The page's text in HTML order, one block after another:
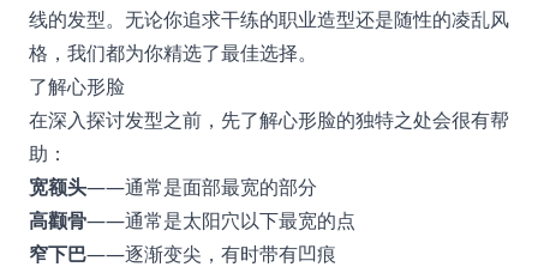
线的发型。无论你追求干练的职业造型还是随性的凌乱风
格，我们都为你精选了最佳选择。
了解心形脸
在深入探讨发型之前，先了解心形脸的独特之处会很有帮
助：
宽额头——通常是面部最宽的部分
高颧骨——通常是太阳穴以下最宽的点
窄下巴——逐渐变尖，有时带有凹痕